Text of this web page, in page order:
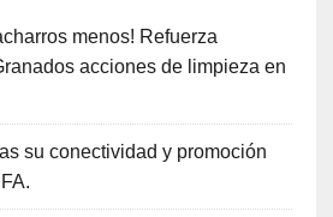
menos! Refuerza
acciones de limpieza en
su conectividad y promoción